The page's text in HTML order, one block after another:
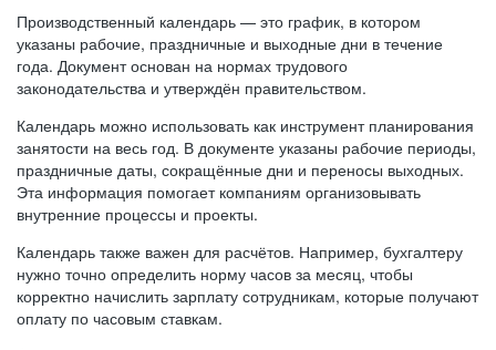
Производственный календарь — это график, в котором
указаны рабочие, праздничные и выходные дни в течение
года. Документ основан на нормах трудового
законодательства и утверждён правительством.
Календарь можно использовать как инструмент планирования
занятости на весь год. В документе указаны рабочие периоды,
праздничные даты, сокращённые дни и переносы выходных.
Эта информация помогает компаниям организовывать
внутренние процессы и проекты.
Календарь также важен для расчётов. Например, бухгалтеру
нужно точно определить норму часов за месяц, чтобы
корректно начислить зарплату сотрудникам, которые получают
оплату по часовым ставкам.